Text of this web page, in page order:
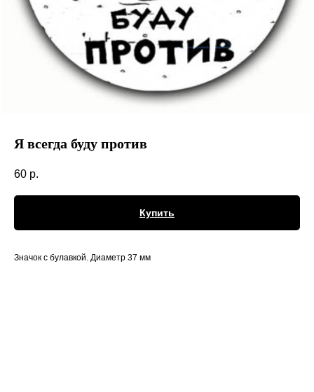
Я всегда буду против
60 р.
Купить
Значок с булавкой. Диаметр 37 мм